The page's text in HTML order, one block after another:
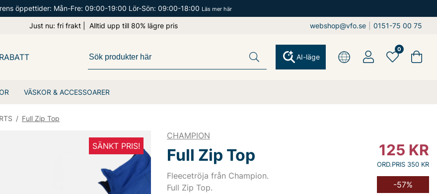
öppettider: Mån-Fre: 09:00-19:00 Lör-Sön: 09:00-18:00 Läs mer här
Just nu: fri frakt | Alltid upp till 80% lägre pris webshop@vfo.se 0151-75 00 75
VÄSKOR & ACCESSOARER
AI-läge
0
/ Full Zip Top
SÄNKT PRIS!
CHAMPION
Full Zip Top
Fleecetröja från Champion.
Full Zip Top.
125 KR
ORD.PRIS 350 KR
-57%